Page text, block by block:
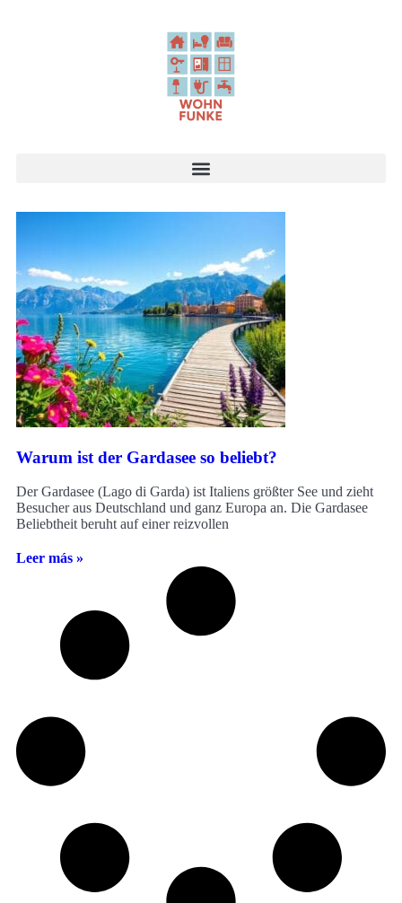
Warum ist der Gardasee so beliebt?
Der Gardasee (Lago di Garda) ist Italiens größter See und zieht
Besucher aus Deutschland und ganz Europa an. Die Gardasee
Beliebtheit beruht auf einer reizvollen
Leer más »